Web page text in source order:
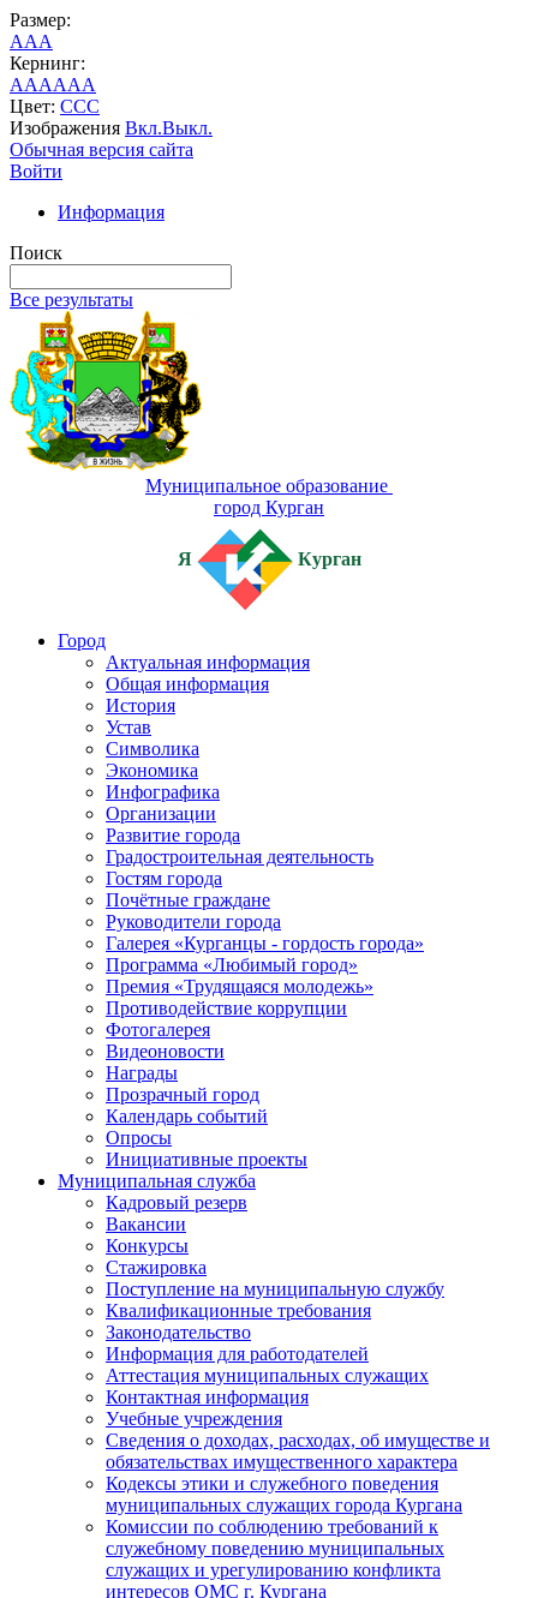
Размер:
AAA
Кернинг:
AAAAAA
Цвет: CCC
Изображения Вкл.Выкл.
Обычная версия сайта
Войти
Информация
Поиск
Все результаты
Муниципальное образование
город Курган
Я Курган
Город
Актуальная информация
Общая информация
История
Устав
Символика
Экономика
Инфографика
Организации
Развитие города
Градостроительная деятельность
Гостям города
Почётные граждане
Руководители города
Галерея «Курганцы - гордость города»
Программа «Любимый город»
Премия «Трудящаяся молодежь»
Противодействие коррупции
Фотогалерея
Видеоновости
Награды
Прозрачный город
Календарь событий
Опросы
Инициативные проекты
Муниципальная служба
Кадровый резерв
Вакансии
Конкурсы
Стажировка
Поступление на муниципальную службу
Квалификационные требования
Законодательство
Информация для работодателей
Аттестация муниципальных служащих
Контактная информация
Учебные учреждения
Сведения о доходах, расходах, об имуществе и
обязательствах имущественного характера
Кодексы этики и служебного поведения
муниципальных служащих города Кургана
Комиссии по соблюдению требований к
служебному поведению муниципальных
служащих и урегулированию конфликта
интересов ОМС г. Кургана